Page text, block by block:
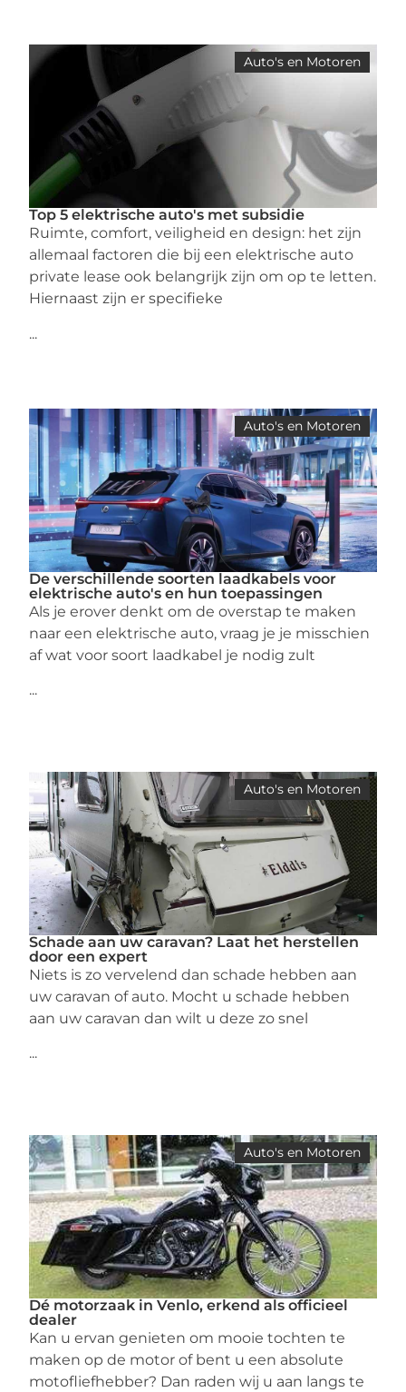
Auto's en Motoren
Top 5 elektrische auto's met subsidie
Ruimte, comfort, veiligheid en design: het zijn
allemaal factoren die bij een elektrische auto
private lease ook belangrijk zijn om op te letten.
Hiernaast zijn er specifieke
...
Auto's en Motoren
De verschillende soorten laadkabels voor
elektrische auto's en hun toepassingen
Als je erover denkt om de overstap te maken
naar een elektrische auto, vraag je je misschien
af wat voor soort laadkabel je nodig zult
...
Auto's en Motoren
Schade aan uw caravan? Laat het herstellen
door een expert
Niets is zo vervelend dan schade hebben aan
uw caravan of auto. Mocht u schade hebben
aan uw caravan dan wilt u deze zo snel
...
Auto's en Motoren
Dé motorzaak in Venlo, erkend als officieel
dealer
Kan u ervan genieten om mooie tochten te
maken op de motor of bent u een absolute
motofliefhebber? Dan raden wij u aan langs te